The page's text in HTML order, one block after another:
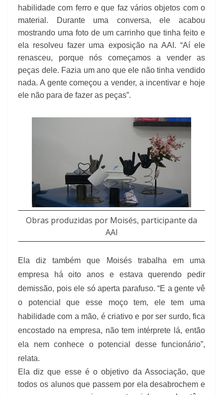
habilidade com ferro e que faz vários objetos com o
material. Durante uma conversa, ele acabou
mostrando uma foto de um carrinho que tinha feito e
ela resolveu fazer uma exposição na AAI. “Aí ele
renasceu, porque nós começamos a vender as
peças dele. Fazia um ano que ele não tinha vendido
nada. A gente começou a vender, a incentivar e hoje
ele não para de fazer as peças”.
Obras produzidas por Moisés, participante da
AAI
Ela diz também que Moisés trabalha em uma
empresa há oito anos e estava querendo pedir
demissão, pois ele só aperta parafuso. “E a gente vê
o potencial que esse moço tem, ele tem uma
habilidade com a mão, é criativo e por ser surdo, fica
encostado na empresa, não tem intérprete lá, então
ela nem conhece o potencial desse funcionário”,
relata.
Ela diz que esse é o objetivo da Associação, que
todos os alunos que passem por ela desabrochem e